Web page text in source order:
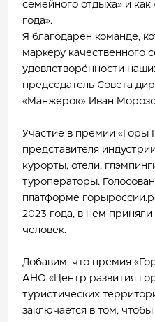
семейного отдыха» и
года».
Я благодарен команде,
маркеру качественного
удовлетворённости
председатель Совета
«Манжерок» Иван
Участие в премии «Горы
представителя
курорты, отели,
туроператоры.
платформе
2023 года, в нем приняли
человек.
Добавим, что премия
АНО «Центр развития
туристических
заключается в том, чтобы